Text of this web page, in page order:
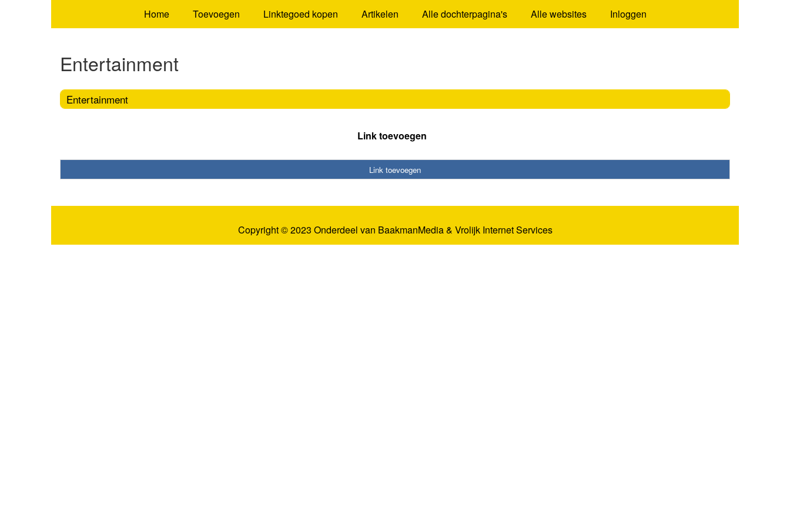
Home Toevoegen Linktegoed kopen Artikelen Alle dochterpagina's Alle websites Inloggen
Entertainment
Entertainment
Link toevoegen
Link toevoegen
Copyright © 2023 Onderdeel van BaakmanMedia& Vrolijk Internet Services